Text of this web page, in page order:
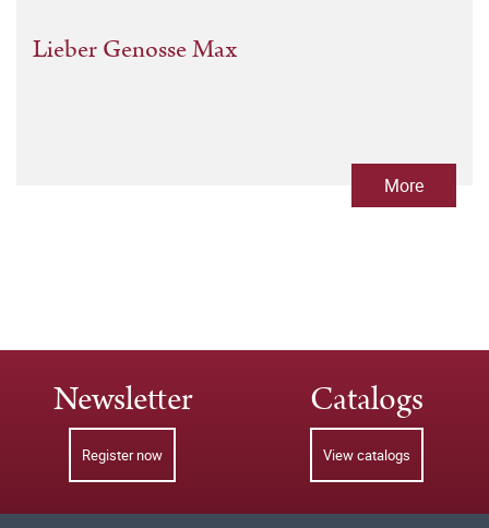
Lieber Genosse Max
More
Newsletter
Register now
Catalogs
View catalogs